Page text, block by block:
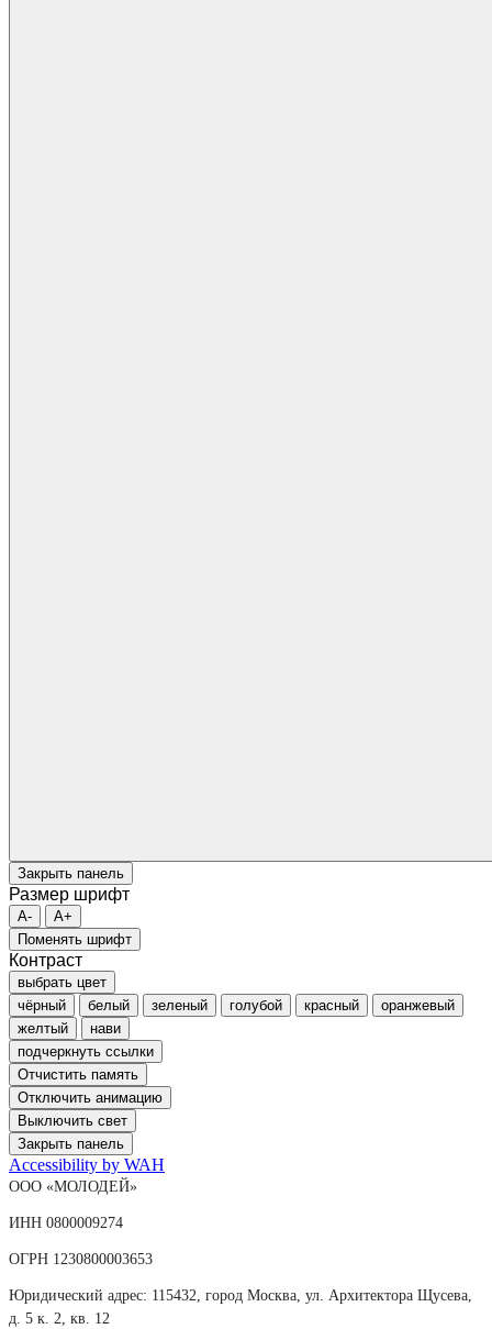
Закрыть панель
Размер шрифт
A-
A+
Поменять шрифт
Контраст
выбрать цвет
чёрный
белый зеленый голубой красный
оранжевый
желтый
нави
подчеркнуть ссылки
Отчистить память
Отключить анимацию
Выключить свет
Закрыть панель
Accessibility by WAH
ООО «МОЛОДЕЙ»
ИНН 0800009274
ОГРН 1230800003653
Юридический адрес: 115432, город Москва, ул. Архитектора Щусева,
д. 5 к. 2, кв. 12